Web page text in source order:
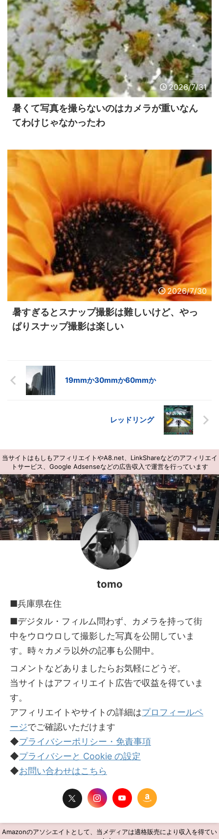
2026/7/31
暑くて写真を撮らないのはカメラが重いなん
てわけじゃなかったわ
2026/7/30
暑すぎるとスナップ撮影は難しいけど、やっ
ぱりスナップ撮影は楽しい
19mmか30mmか60mmか
レッドリング
当サイトはもしもアフィリエイトやA8.net、LinkShareなどのアフィリエイ
トサービス、Google Adsenseなどの広告収入で運営を行っています
tomo
■兵庫県在住
■デジタル・フィルム問わず、カメラを持って街
中をウロウロして撮影した写真を公開していま
す。時々カメラ以外の記事も公開中。
コメントなどありましたらお気軽にどうぞ。
当サイトはアフィリエイト広告で収益を得ていま
す。
アフィリエイトやサイトの詳細はプロフィールペ
ージでご確認いただけます
◆プライバシーポリシー・免責事項
◆プライバシーと Cookie の設定
◆お問い合わせはこちら
Amazonのアソシエイトとして、当メディアは適格販売により収入を得てい